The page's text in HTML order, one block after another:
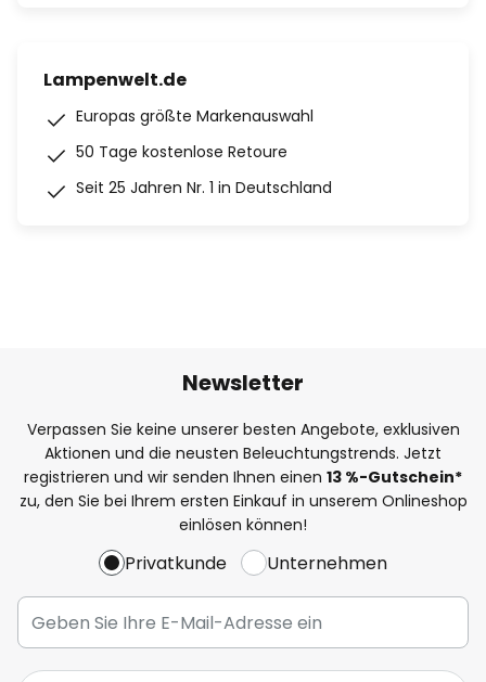
Lampenwelt.de
Europas größte Markenauswahl
50 Tage kostenlose Retoure
Seit 25 Jahren Nr. 1 in Deutschland
Newsletter
Verpassen Sie keine unserer besten Angebote, exklusiven
Aktionen und die neusten Beleuchtungstrends. Jetzt
registrieren und wir senden Ihnen einen 13 %-Gutschein*
zu, den Sie bei Ihrem ersten Einkauf in unserem Onlineshop
einlösen können!
Privatkunde Unternehmen